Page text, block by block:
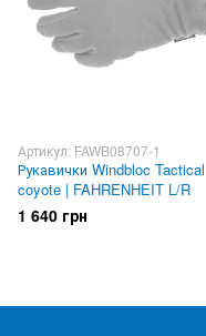
Артикул: FAWB08707-1
Рукавички Windbloc Tactical
coyote | FAHRENHEIT L/R
1 640 грн